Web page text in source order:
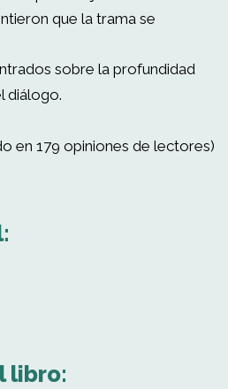
que la trama se
sobre la profundidad
diálogo.
en 179 opiniones de lectores)
libro: